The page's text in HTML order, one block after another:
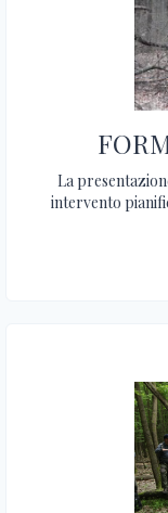
La
intervento